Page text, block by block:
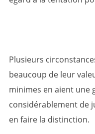
Plusieurs
beaucoup de leur
minimes en aient une
considérablement de
en faire la distinction.